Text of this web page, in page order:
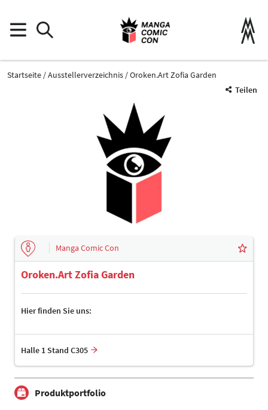
Startseite Ausstellerverzeichnis
Oroken.Art Zofia Garden
Teilen
Manga Comic Con
Oroken.Art Zofia Garden
Hier finden Sie uns:
Halle 1 Stand C305
Produktportfolio